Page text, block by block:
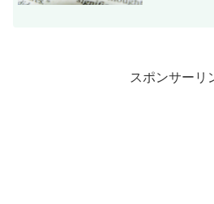
スポンサーリ